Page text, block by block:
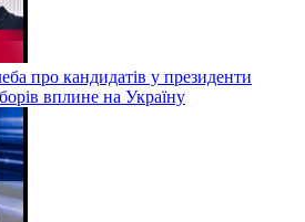
про кандидатів у президенти
вплине на Україну